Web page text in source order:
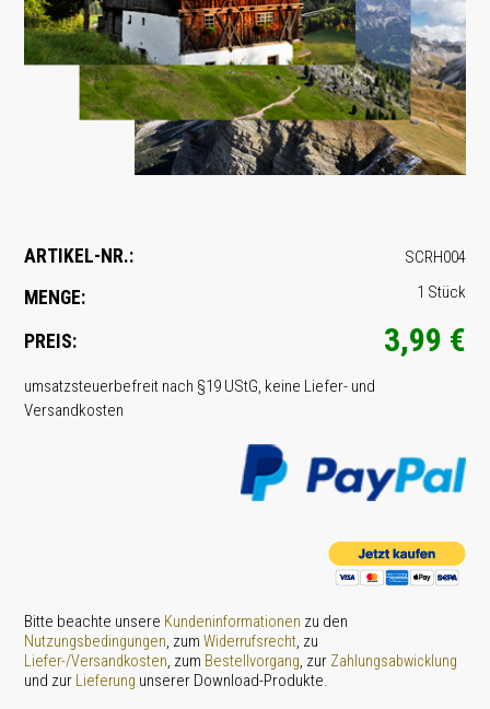
ARTIKEL-NR.:
MENGE:
PREIS:
SCRH004
1 Stück
3,99 €
umsatz­steuer­befreit nach §19 UStG, keine Liefer- und
Versandkosten
Bitte beachte unsere Kundeninformationen zu den
Nutzungsbedingungen, zumWiderrufsrecht, zu
Liefer-/Versandkosten, zum Bestellvorgang, zur Zahlungsabwicklung
und zur Lieferung unserer Download-Produkte.